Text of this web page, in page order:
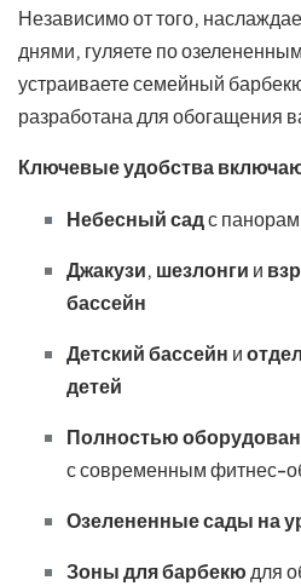
Независимо от того,
днями, гуляете по
устраиваете семейный
разработана для обогащения
Ключевые удобства
Небесный садс
Джакузи, шезлонги и
бассейн
Детский бассейн и
детей
Полностью
с современным фитнес-
Озелененные сады на
Зоны для барбекюдля